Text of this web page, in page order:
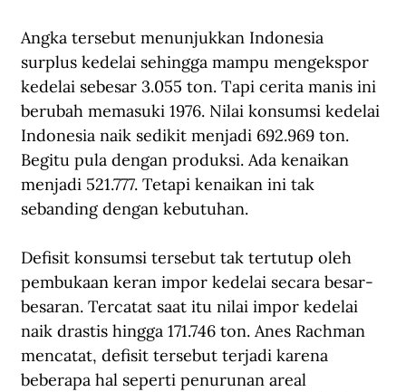
Angka tersebut menunjukkan Indonesia
surplus kedelai sehingga mampu mengekspor
kedelai sebesar 3.055 ton. Tapi cerita manis ini
berubah memasuki 1976. Nilai konsumsi kedelai
Indonesia naik sedikit menjadi 692.969 ton.
Begitu pula dengan produksi. Ada kenaikan
menjadi 521.777. Tetapi kenaikan ini tak
sebanding dengan kebutuhan.
Defisit konsumsi tersebut tak tertutup oleh
pembukaan keran impor kedelai secara besar-
besaran. Tercatat saat itu nilai impor kedelai
naik drastis hingga 171.746 ton. Anes Rachman
mencatat, defisit tersebut terjadi karena
beberapa hal seperti penurunan areal